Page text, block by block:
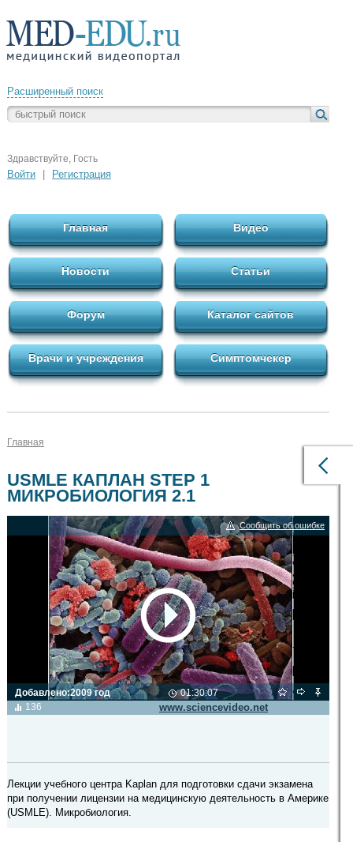
Расширенный поиск
Здравствуйте, Гость
Войти Регистрация
Главная Видео
Новости Статьи
Форум Каталог сайтов
Врачи и учреждения Симптомчекер
Главная
USMLE КАПЛАН STEP 1
МИКРОБИОЛОГИЯ 2.1
Сообщить об ошибке
Добавлено:2009 год
136
01:30:07
Видео транслируется с сайта www.sciencevideo.net
Лекции учебного центра Kaplan для подготовки сдачи экзамена
при получении лицензии на медицинскую деятельность в Америке
(USMLE). Микробиология.